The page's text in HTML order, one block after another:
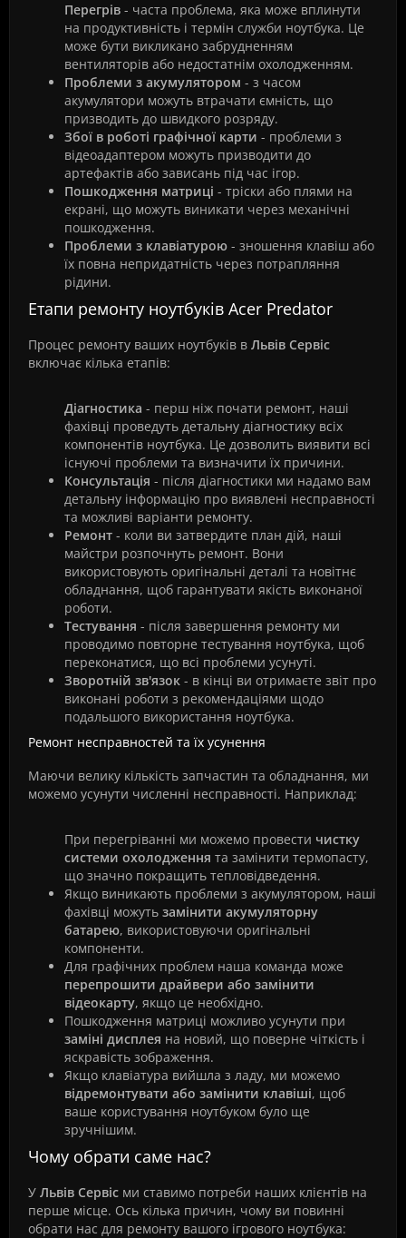
Перегрів - часта проблема, яка може вплинути
на продуктивність і термін служби ноутбука. Це
може бути викликано забрудненням
вентиляторів або недостатнім охолодженням.
Проблеми з акумулятором - з часом
акумулятори можуть втрачати ємність, що
призводить до швидкого розряду.
Збої в роботі графічної карти - проблеми з
відеоадаптером можуть призводити до
артефактів або зависань під час ігор.
Пошкодження матриці - тріски або плями на
екрані, що можуть виникати через механічні
пошкодження.
Проблеми з клавіатурою - зношення клавіш або
їх повна непридатність через потрапляння
рідини.
Етапи ремонту ноутбуків Acer Predator
Процес ремонту ваших ноутбуків в Львів Сервіс
включає кілька етапів:
Діагностика - перш ніж почати ремонт, наші
фахівці проведуть детальну діагностику всіх
компонентів ноутбука. Це дозволить виявити всі
існуючі проблеми та визначити їх причини.
Консультація - після діагностики ми надамо вам
детальну інформацію про виявлені несправності
та можливі варіанти ремонту.
Ремонт - коли ви затвердите план дій, наші
майстри розпочнуть ремонт. Вони
використовують оригінальні деталі та новітнє
обладнання, щоб гарантувати якість виконаної
роботи.
Тестування - після завершення ремонту ми
проводимо повторне тестування ноутбука, щоб
переконатися, що всі проблеми усунуті.
Зворотній зв'язок - в кінці ви отримаєте звіт про
виконані роботи з рекомендаціями щодо
подальшого використання ноутбука.
Ремонт несправностей та їх усунення
Маючи велику кількість запчастин та обладнання, ми
можемо усунути численні несправності. Наприклад:
При перегріванні ми можемо провести чистку
системи охолодження та замінити термопасту,
що значно покращить тепловідведення.
Якщо виникають проблеми з акумулятором, наші
фахівці можуть замінити акумуляторну
батарею, використовуючи оригінальні
компоненти.
Для графічних проблем наша команда може
перепрошити драйвери або замінити
відеокарту, якщо це необхідно.
Пошкодження матриці можливо усунути при
заміні дисплея на новий, що поверне чіткість і
яскравість зображення.
Якщо клавіатура вийшла з ладу, ми можемо
відремонтувати або замінити клавіші, щоб
ваше користування ноутбуком було ще
зручнішим.
Чому обрати саме нас?
У Львів Сервіс ми ставимо потреби наших клієнтів на
перше місце. Ось кілька причин, чому ви повинні
обрати нас для ремонту вашого ігрового ноутбука: